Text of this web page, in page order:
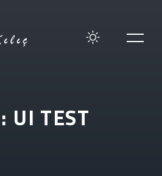
: UI TEST